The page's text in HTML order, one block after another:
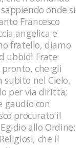
onde si
Francesco
angelica e
fratello, diamo
ubbidì Frate
pronto, che gli
subito nel Cielo,
per via diritta;
gaudio con
procurato il
allo Ordine;
che il